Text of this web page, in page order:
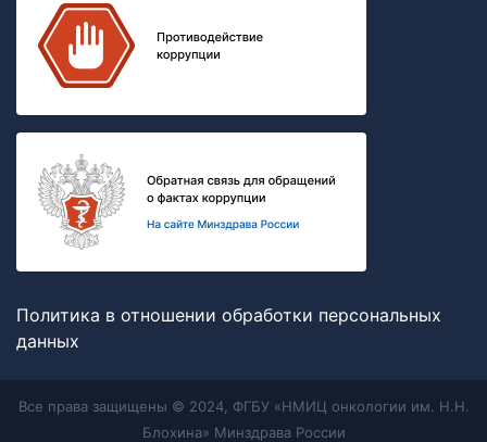
Политика в отношении обработки персональных
данных
Все права защищены © 2024, ФГБУ «НМИЦ онкологии им. Н.Н.
Блохина» Минздрава России